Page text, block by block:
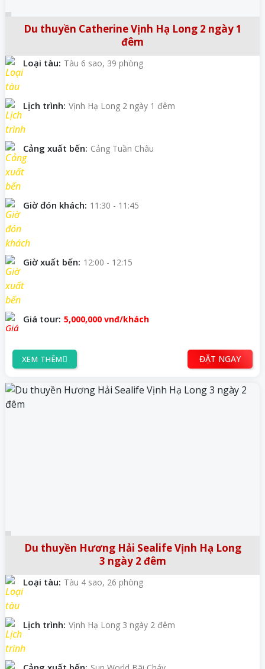
Du thuyền Catherine Vịnh Hạ Long 2 ngày 1
đêm
Loại tàu: Tàu 6 sao, 39 phòng
Lịch trình: Vịnh Hạ Long 2 ngày 1 đêm
Cảng xuất bến: Cảng Tuần Châu
Giờ đón khách: 11:30 - 11:45
Giờ xuất bến: 12:00 - 12:15
Giá tour: 5,000,000 vnđ/khách
XEM THÊM ĐẶT NGAY
Du thuyền Hương Hải Sealife Vịnh Hạ Long
3 ngày 2 đêm
Loại tàu: Tàu 4 sao, 26 phòng
Lịch trình: Vịnh Hạ Long 3 ngày 2 đêm